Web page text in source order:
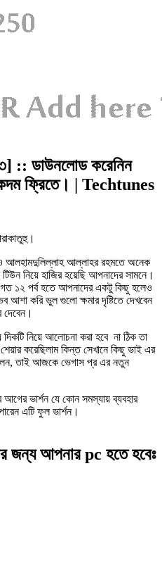
:: ডাউনলোড করেনিন
ফ্রিতে। | Techtunes
আলহামদুলিল্লাহ আল্লাহর রহমতে অনেক
নিয়ে হাজির হয়েছি আপনাদের সামনে।
গত ১২ পর্ব হতে আপনাদের একটু কিছু হলেও
আশা করি ভুল গুলো ক্ষমার দৃষ্টিতে দেখবেন
দেবেন।
নিয়ে আলোচনা করা হবে না ঠিক তা
করেছিলাম কিন্ত সেখানে কিছু ভাই এর
তাই আজকে ভেগাস প্র এর নতুন
ভার্শন যে কোন সমস্যায় ব্যবহার
এটি ফুল ভার্শন।
আপনার pc হতে হবেঃ